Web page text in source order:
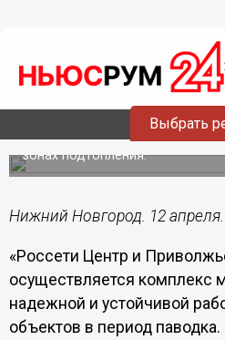
Выбрать
«Нижновэнерго»
надежное
потребителей в
Особое внимание уделяется
электропередачи,
зонах подтопления.
Нижний Новгород. 12
«Россети Центр и
осуществляется комплекс
надежной и устойчивой
объектов в период